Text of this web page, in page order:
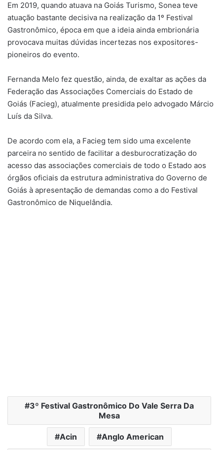
Em 2019, quando atuava na Goiás Turismo, Sonea teve
atuação bastante decisiva na realização da 1º Festival
Gastronômico, época em que a ideia ainda embrionária
provocava muitas dúvidas incertezas nos expositores-
pioneiros do evento.
Fernanda Melo fez questão, ainda, de exaltar as ações da
Federação das Associações Comerciais do Estado de
Goiás (Facieg), atualmente presidida pelo advogado Márcio
Luís da Silva.
De acordo com ela, a Facieg tem sido uma excelente
parceira no sentido de facilitar a desburocratização do
acesso das associações comerciais de todo o Estado aos
órgãos oficiais da estrutura administrativa do Governo de
Goiás à apresentação de demandas como a do Festival
Gastronômico de Niquelândia.
3º Festival Gastronômico Do Vale Serra Da
Mesa
Acin Anglo American